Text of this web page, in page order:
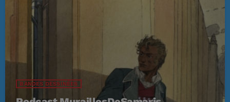
BANDES DESSINÉES